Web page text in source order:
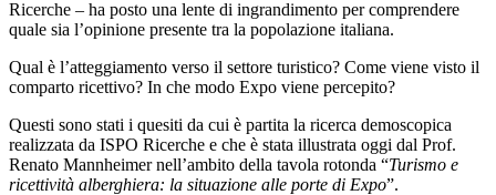
Ricerche – ha posto una lente di ingrandimento per comprendere
quale sia l’opinione presente tra la popolazione italiana.
Qual è l’atteggiamento verso il settore turistico? Come viene visto il
comparto ricettivo? In che modo Expo viene percepito?
Questi sono stati i quesiti da cui è partita la ricerca demoscopica
realizzata da ISPO Ricerche e che è stata illustrata oggi dal Prof.
Renato Mannheimer nell’ambito della tavola rotonda “Turismo e
ricettività alberghiera: la situazione alle porte di Expo”.